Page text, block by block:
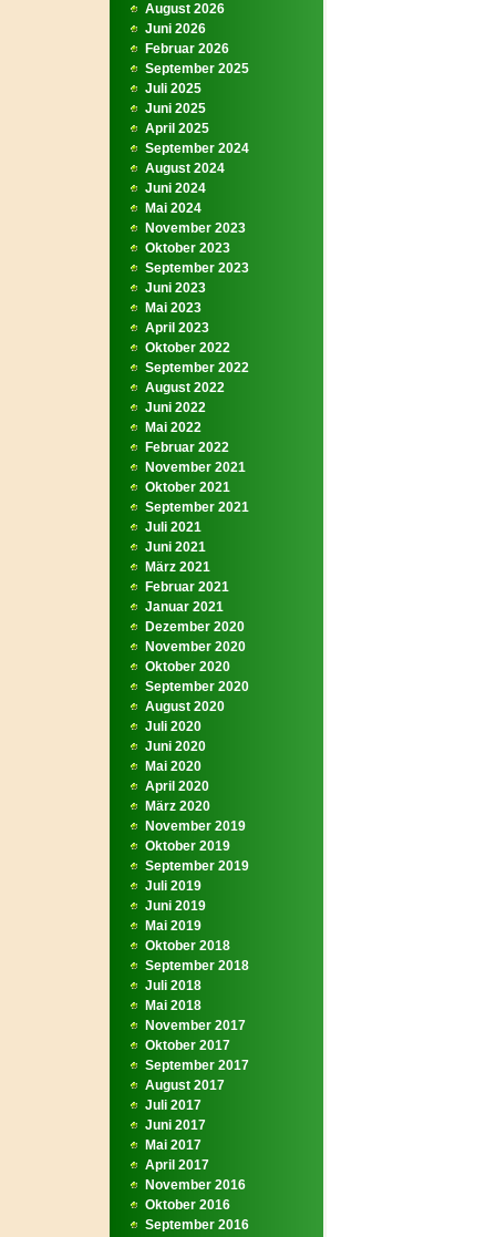
August 2026
Juni 2026
Februar 2026
September 2025
Juli 2025
Juni 2025
April 2025
September 2024
August 2024
Juni 2024
Mai 2024
November 2023
Oktober 2023
September 2023
Juni 2023
Mai 2023
April 2023
Oktober 2022
September 2022
August 2022
Juni 2022
Mai 2022
Februar 2022
November 2021
Oktober 2021
September 2021
Juli 2021
Juni 2021
März 2021
Februar 2021
Januar 2021
Dezember 2020
November 2020
Oktober 2020
September 2020
August 2020
Juli 2020
Juni 2020
Mai 2020
April 2020
März 2020
November 2019
Oktober 2019
September 2019
Juli 2019
Juni 2019
Mai 2019
Oktober 2018
September 2018
Juli 2018
Mai 2018
November 2017
Oktober 2017
September 2017
August 2017
Juli 2017
Juni 2017
Mai 2017
April 2017
November 2016
Oktober 2016
September 2016